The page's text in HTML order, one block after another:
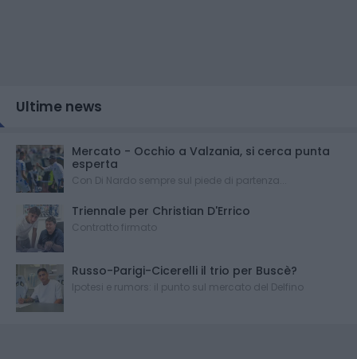
Ultime news
Mercato - Occhio a Valzania, si cerca punta
esperta
Con Di Nardo sempre sul piede di partenza...
Triennale per Christian D'Errico
Contratto firmato
Russo-Parigi-Cicerelli il trio per Buscè?
Ipotesi e rumors: il punto sul mercato del Delfino